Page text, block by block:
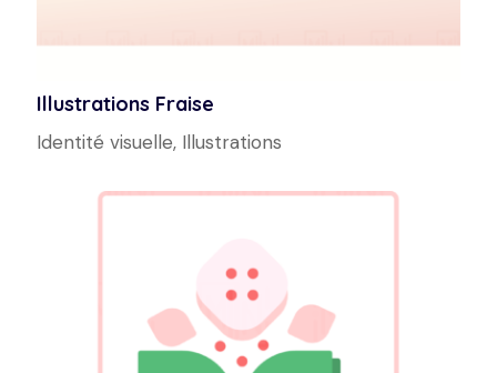
Illustrations Fraise
Identité visuelle, Illustrations